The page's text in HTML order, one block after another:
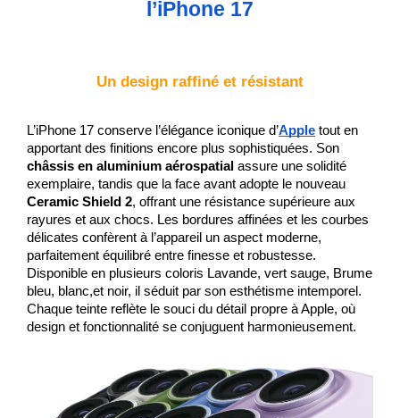
l’iPhone 17
Un design raffiné et résistant
L’iPhone 17 conserve l’élégance iconique d’Apple tout en
châssis en aluminium aérospatial assure une solidité
Ceramic Shield 2, offrant une résistance supérieure aux
rayures et aux chocs. Les bordures affinées et les courbes
délicates confèrent à l’appareil un aspect moderne,
parfaitement équilibré entre finesse et robustesse.
Disponible en plusieurs coloris Lavande, vert sauge, Brume
bleu, blanc,et noir, il séduit par son esthétisme intemporel.
Chaque teinte reflète le souci du détail propre à Apple, où
design et fonctionnalité se conjuguent harmonieusement.